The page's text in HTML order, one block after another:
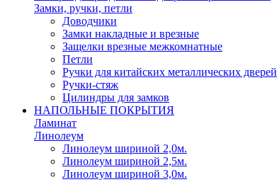
Замки, ручки, петли
Доводчики
Замки накладные и врезные
Защелки врезные межкомнатные
Петли
Ручки для китайских металлических дверей
Ручки-стяж
Цилиндры для замков
НАПОЛЬНЫЕ ПОКРЫТИЯ
Ламинат
Линолеум
Линолеум шириной 2,0м.
Линолеум шириной 2,5м.
Линолеум шириной 3,0м.